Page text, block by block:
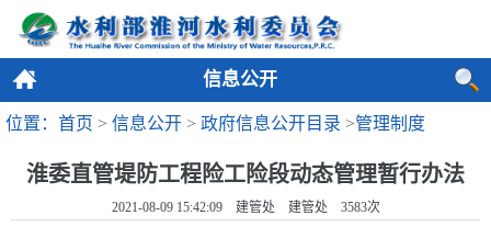
信息公开
位置：首页 > 信息公开 > 政府信息公开目录 >管理制度
淮委直管堤防工程险工险段动态管理暂行办法
2021-08-09 15:42:09 建管处 建管处 3583次